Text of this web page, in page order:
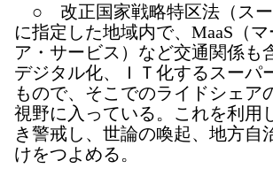
○ 改正国家戦略特区法（スー
に指定した地域内で、MaaS（
ア・サービス）など交通関係も
デジタル化、ＩＴ化するスーパ
もので、そこでのライドシェア
視野に入っている。これを利用
き警戒し、世論の喚起、地方自
けをつよめる。